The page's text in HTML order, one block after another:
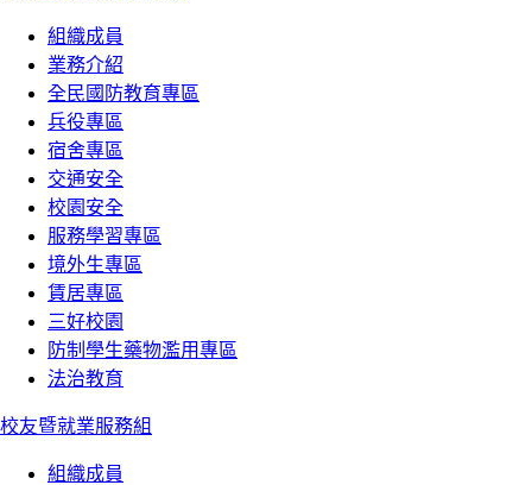
組織成員
業務介紹
全民國防教育專區
兵役專區
宿舍專區
交通安全
校園安全
服務學習專區
境外生專區
賃居專區
三好校園
防制學生藥物濫用專區
法治教育
校友暨就業服務組
組織成員